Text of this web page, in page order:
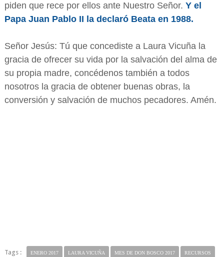
piden que rece por ellos ante Nuestro Señor. Y el
Papa Juan Pablo II la declaró Beata en 1988.
Señor Jesús: Tú que concediste a Laura Vicuña la
gracia de ofrecer su vida por la salvación del alma de
su propia madre, concédenos también a todos
nosotros la gracia de obtener buenas obras, la
conversión y salvación de muchos pecadores. Amén.
Tags : ENERO 2017 LAURA VICUÑA MES DE DON BOSCO 2017 RECURSOS